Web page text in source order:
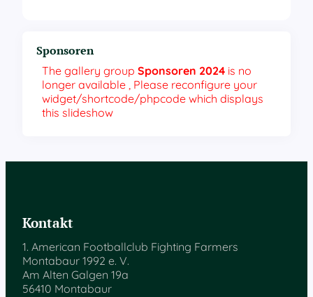
Sponsoren
The gallery group Sponsoren 2024 is no
longer available , Please reconfigure your
widget/shortcode/phpcode which displays
this slideshow
Kontakt
1. American Footballclub Fighting Farmers
Montabaur 1992 e. V.
Am Alten Galgen 19a
56410 Montabaur